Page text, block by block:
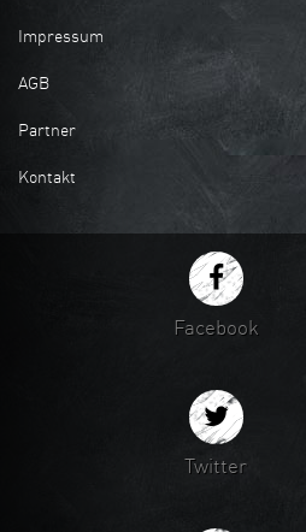
Impressum
AGB
Partner
Kontakt
Facebook
Twitter